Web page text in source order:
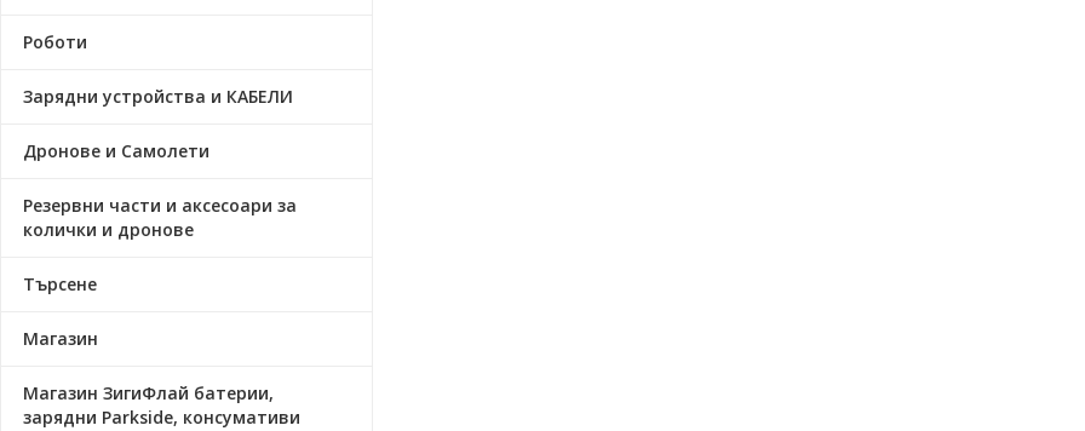
Роботи
Зарядни устройства и КАБЕЛИ
Дронове и Самолети
Резервни части и аксесоари за
колички и дронове
Търсене
Магазин
Магазин ЗигиФлай батерии,
зарядни Parkside, консумативи